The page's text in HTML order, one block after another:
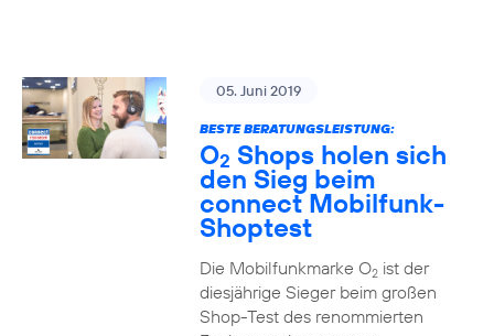
05. Juni 2019
BESTE BERATUNGSLEISTUNG:
O2 Shops holen sich
den Sieg beim
connect Mobilfunk-
Shoptest
Die Mobilfunkmarke O2ist der
diesjährige Sieger beim großen
Shop-Test des renommierten